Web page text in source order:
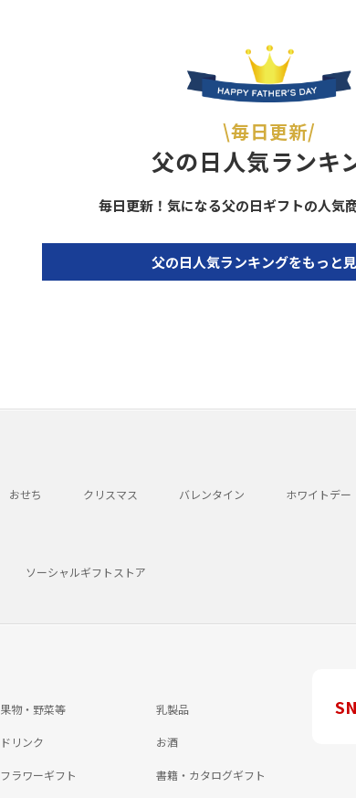
\毎日更新/
父の日人気ランキ
毎日更新！気になる父の日ギフトの人気
父の日人気ランキングをもっと
おせち クリスマス バレンタイン ホワイトデー
ソーシャルギフトストア
果物・野菜等 乳製品
ドリンク お酒
フラワーギフト 書籍・カタログギフト